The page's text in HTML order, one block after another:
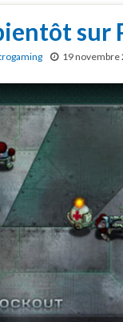
sur
19 novembre